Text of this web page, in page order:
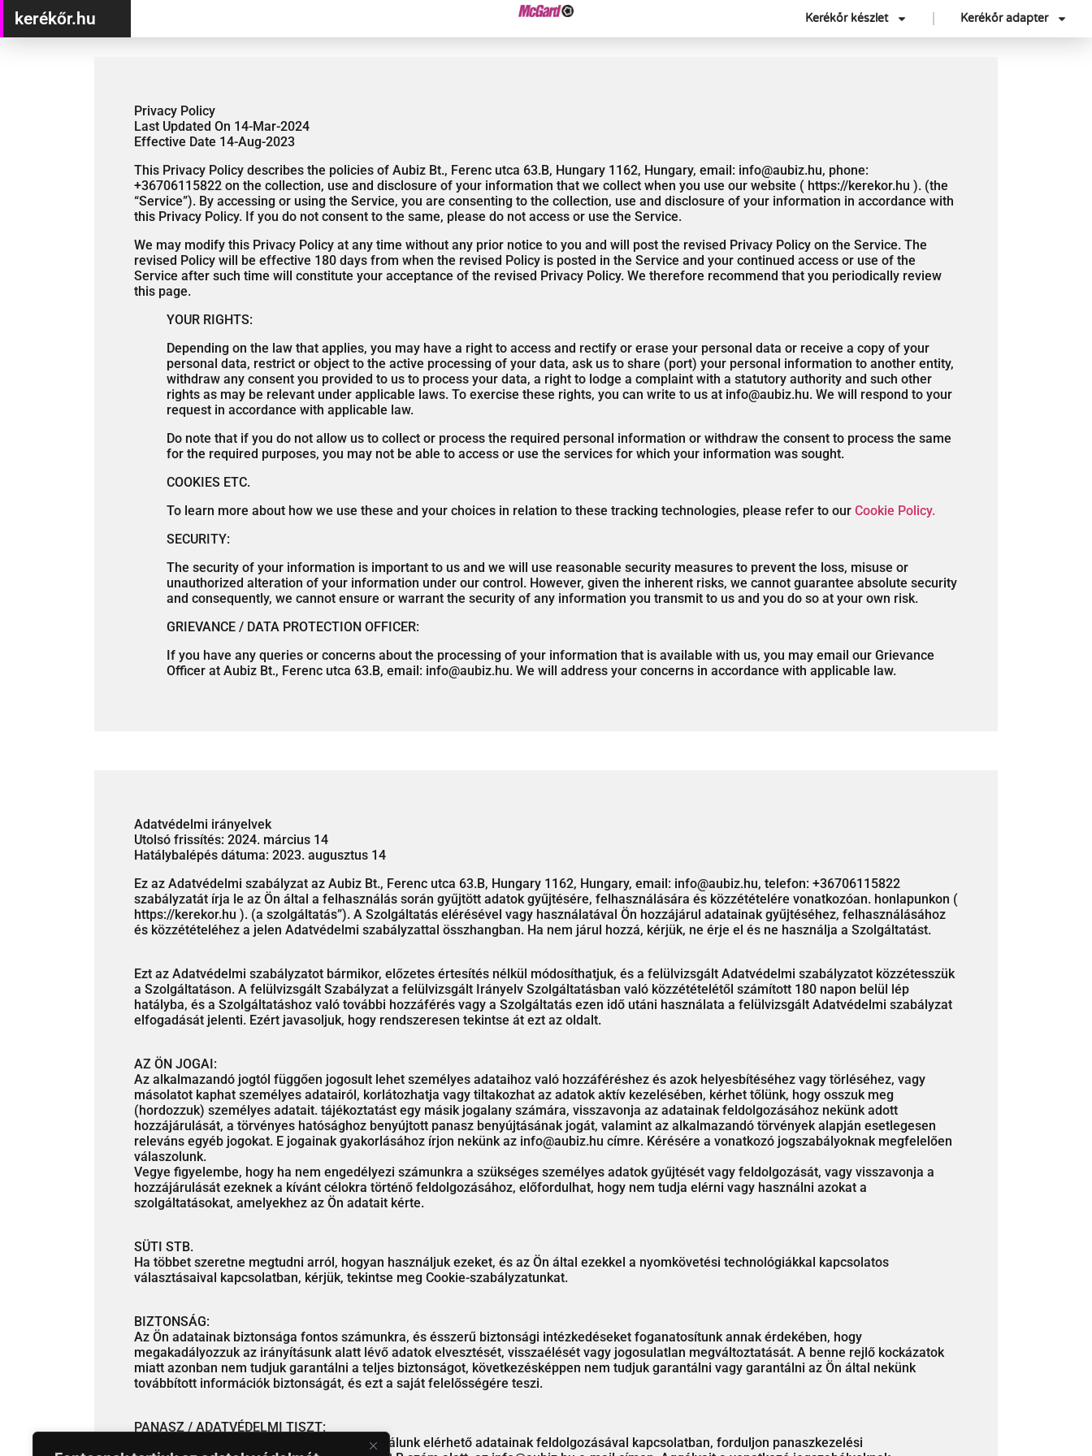
kerékőr.hu Kerékőr készlet Kerékőr adapter
Privacy Policy
Last Updated On 14-Mar-2024
Effective Date 14-Aug-2023
This Privacy Policy describes the policies of Aubiz Bt., Ferenc utca 63.B, Hungary 1162, Hungary, email: info@aubiz.hu, phone:
+36706115822 on the collection, use and disclosure of your information that we collect when you use our website ( https://kerekor.hu ). (the
“Service”). By accessing or using the Service, you are consenting to the collection, use and disclosure of your information in accordance with
this Privacy Policy. If you do not consent to the same, please do not access or use the Service.
We may modify this Privacy Policy at any time without any prior notice to you and will post the revised Privacy Policy on the Service. The
revised Policy will be effective 180 days from when the revised Policy is posted in the Service and your continued access or use of the
Service after such time will constitute your acceptance of the revised Privacy Policy. We therefore recommend that you periodically review
this page.
YOUR RIGHTS:
Depending on the law that applies, you may have a right to access and rectify or erase your personal data or receive a copy of your
personal data, restrict or object to the active processing of your data, ask us to share (port) your personal information to another entity,
withdraw any consent you provided to us to process your data, a right to lodge a complaint with a statutory authority and such other
rights as may be relevant under applicable laws. To exercise these rights, you can write to us at info@aubiz.hu. We will respond to your
request in accordance with applicable law.
Do note that if you do not allow us to collect or process the required personal information or withdraw the consent to process the same
for the required purposes, you may not be able to access or use the services for which your information was sought.
COOKIES ETC.
To learn more about how we use these and your choices in relation to these tracking technologies, please refer to our Cookie Policy.
SECURITY:
The security of your information is important to us and we will use reasonable security measures to prevent the loss, misuse or
unauthorized alteration of your information under our control. However, given the inherent risks, we cannot guarantee absolute security
and consequently, we cannot ensure or warrant the security of any information you transmit to us and you do so at your own risk.
GRIEVANCE / DATA PROTECTION OFFICER:
If you have any queries or concerns about the processing of your information that is available with us, you may email our Grievance
Officer at Aubiz Bt., Ferenc utca 63.B, email: info@aubiz.hu. We will address your concerns in accordance with applicable law.
Adatvédelmi irányelvek
Utolsó frissítés: 2024. március 14
Hatálybalépés dátuma: 2023. augusztus 14
Ez az Adatvédelmi szabályzat az Aubiz Bt., Ferenc utca 63.B, Hungary 1162, Hungary, email: info@aubiz.hu, telefon: +36706115822
szabályzatát írja le az Ön által a felhasználás során gyűjtött adatok gyűjtésére, felhasználására és közzétételére vonatkozóan. honlapunkon (
https://kerekor.hu ). (a szolgáltatás”). A Szolgáltatás elérésével vagy használatával Ön hozzájárul adatainak gyűjtéséhez, felhasználásához
és közzétételéhez a jelen Adatvédelmi szabályzattal összhangban. Ha nem járul hozzá, kérjük, ne érje el és ne használja a Szolgáltatást.
Ezt az Adatvédelmi szabályzatot bármikor, előzetes értesítés nélkül módosíthatjuk, és a felülvizsgált Adatvédelmi szabályzatot közzétesszük
a Szolgáltatáson. A felülvizsgált Szabályzat a felülvizsgált Irányelv Szolgáltatásban való közzétételétől számított 180 napon belül lép
hatályba, és a Szolgáltatáshoz való további hozzáférés vagy a Szolgáltatás ezen idő utáni használata a felülvizsgált Adatvédelmi szabályzat
elfogadását jelenti. Ezért javasoljuk, hogy rendszeresen tekintse át ezt az oldalt.
AZ ÖN JOGAI:
Az alkalmazandó jogtól függően jogosult lehet személyes adataihoz való hozzáféréshez és azok helyesbítéséhez vagy törléséhez, vagy
másolatot kaphat személyes adatairól, korlátozhatja vagy tiltakozhat az adatok aktív kezelésében, kérhet tőlünk, hogy osszuk meg
(hordozzuk) személyes adatait. tájékoztatást egy másik jogalany számára, visszavonja az adatainak feldolgozásához nekünk adott
hozzájárulását, a törvényes hatósághoz benyújtott panasz benyújtásának jogát, valamint az alkalmazandó törvények alapján esetlegesen
releváns egyéb jogokat. E jogainak gyakorlásához írjon nekünk az info@aubiz.hu címre. Kérésére a vonatkozó jogszabályoknak megfelelően
válaszolunk.
Vegye figyelembe, hogy ha nem engedélyezi számunkra a szükséges személyes adatok gyűjtését vagy feldolgozását, vagy visszavonja a
hozzájárulását ezeknek a kívánt célokra történő feldolgozásához, előfordulhat, hogy nem tudja elérni vagy használni azokat a
szolgáltatásokat, amelyekhez az Ön adatait kérte.
SÜTI STB.
Ha többet szeretne megtudni arról, hogyan használjuk ezeket, és az Ön által ezekkel a nyomkövetési technológiákkal kapcsolatos
választásaival kapcsolatban, kérjük, tekintse meg Cookie-szabályzatunkat.
BIZTONSÁG:
Az Ön adatainak biztonsága fontos számunkra, és ésszerű biztonsági intézkedéseket foganatosítunk annak érdekében, hogy
megakadályozzuk az irányításunk alatt lévő adatok elvesztését, visszaélését vagy jogosulatlan megváltoztatását. A benne rejlő kockázatok
miatt azonban nem tudjuk garantálni a teljes biztonságot, következésképpen nem tudjuk garantálni vagy garantálni az Ön által nekünk
továbbított információk biztonságát, és ezt a saját felelősségére teszi.
PANASZ / ADATVÉDELMI TISZT:
Ha bármilyen kérdése vagy aggálya van a nálunk elérhető adatainak feldolgozásával kapcsolatban, forduljon panaszkezelési